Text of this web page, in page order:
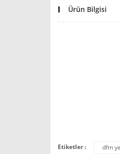
Ürün Bilgisi
Etiketler : dfm